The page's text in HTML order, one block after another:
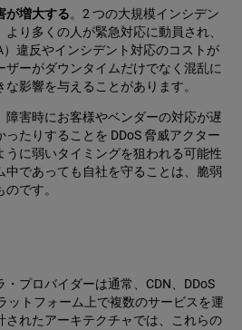
が増大する。2 つの大規模インシデン
より多くの人が緊急対応に動員され、
違反やインシデント対応のコストが
ザーがダウンタイムだけでなく混乱に
影響を与えることがあります。
障害時にお客様やベンダーの対応が遅
たりすることを DDoS 脅威アクター
うに弱いタイミングを狙われる可能性
中であっても自社を守ることは、脆弱
です。
プロバイダーは通常、CDN、DDoS
ットフォーム上で複数のサービスを運
されたアーキテクチャでは、これらの